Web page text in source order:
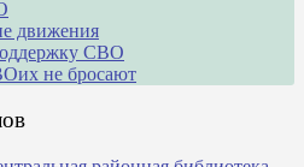
движения
СВО
не бросают